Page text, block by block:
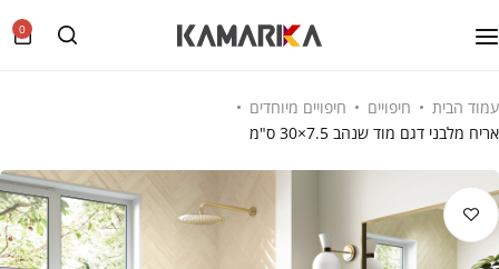
0
עמוד הבית חיפויים
חיפויים מיוחדים
אריח מלבני דגם מוד שנהב 7.5×30 ס"מ